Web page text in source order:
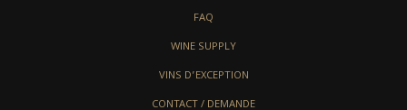
FAQ
WINE SUPPLY
VINS D’EXCEPTION
CONTACT / DEMANDE